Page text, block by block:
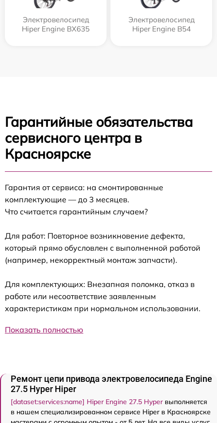
Электровелосипед
Hiper Engine BX635
Электровелосипед
Hiper Engine B54
Гарантийные обязательства
сервисного центра в
Красноярске
Гарантия от сервиса: на смонтированные
комплектующие — до 3 месяцев.
Что считается гарантийным случаем?
Для работ: Повторное возникновение дефекта,
который прямо обусловлен с выполненной работой
(например, некорректный монтаж запчасти).
Для комплектующих: Внезапная поломка, отказ в
работе или несоответствие заявленным
характеристикам при нормальном использовании.
Показать полностью
Ремонт цепи привода электровелосипеда Engine
27.5 Нyper Hiper
[dataset:services:name] Hiper Engine 27.5 Нyperвыполняется
в нашем специализированном сервисе Hiper в Красноярске